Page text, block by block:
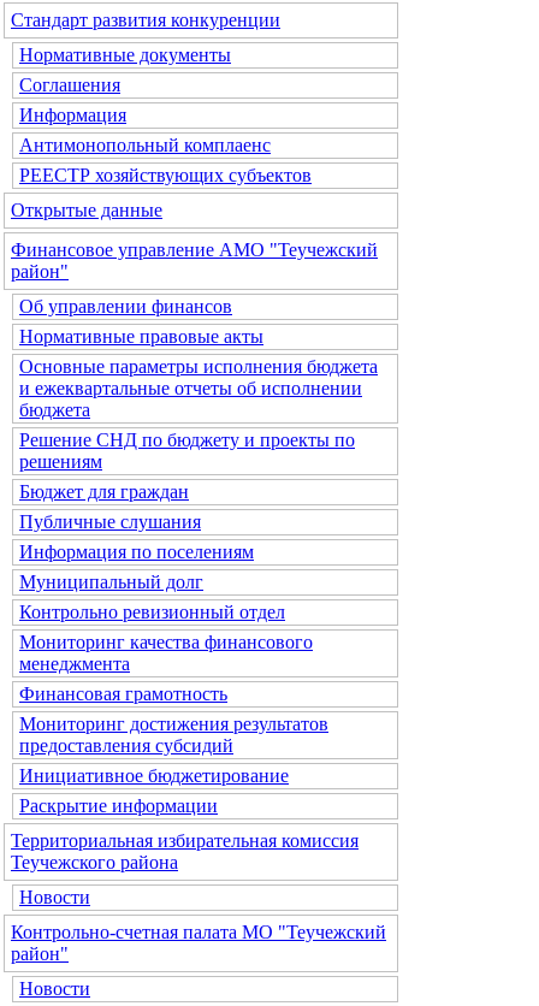
Стандарт развития конкуренции
Нормативные документы
Соглашения
Информация
Антимонопольный комплаенс
РЕЕСТР хозяйствующих субъектов
Открытые данные
Финансовое управление АМО "Теучежский
район"
Об управлении финансов
Нормативные правовые акты
Основные параметры исполнения бюджета
и ежеквартальные отчеты об исполнении
бюджета
Решение СНД по бюджету и проекты по
решениям
Бюджет для граждан
Публичные слушания
Информация по поселениям
Муниципальный долг
Контрольно ревизионный отдел
Мониторинг качества финансового
менеджмента
Финансовая грамотность
Мониторинг достижения результатов
предоставления субсидий
Инициативное бюджетирование
Раскрытие информации
Территориальная избирательная комиссия
Теучежского района
Новости
Контрольно-счетная палата МО "Теучежский
район"
Новости